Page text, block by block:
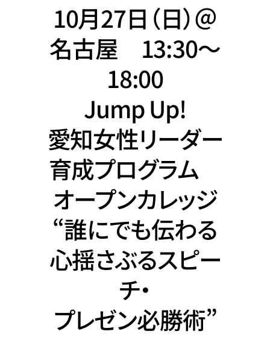
10月27日（日）＠
名古屋 13:30〜
18:00
Jump Up!
愛知女性リーダー
育成プログラム
オープンカレッジ
“誰にでも伝わる
心揺さぶるスピー
チ・
プレゼン必勝術”